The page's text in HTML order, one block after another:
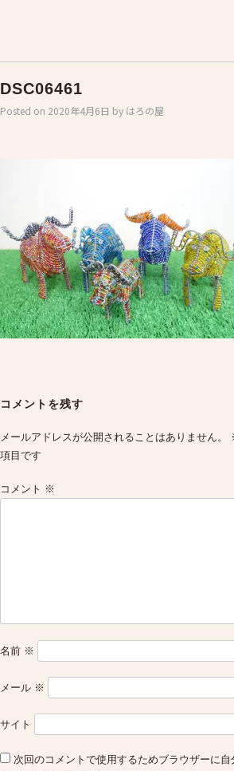
DSC06461
Posted on 2020年4月6日 by はろの屋
navigation
コメントを残す
メールアドレスが公開されることはありません。
項目です
コメント ※
名前 ※
メール ※
サイト
次回のコメントで使用するためブラウザーに